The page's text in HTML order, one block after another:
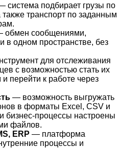
система подбирает грузы по
также транспорт по заданным
обмен сообщениями,
в одном пространстве, без
для отслеживания
с возможностью стать их
перейти к работе через
— возможность выгружать
в форматы Excel, CSV и
бизнес-процессы настроены
файлов.
ERP — платформа
процессы и